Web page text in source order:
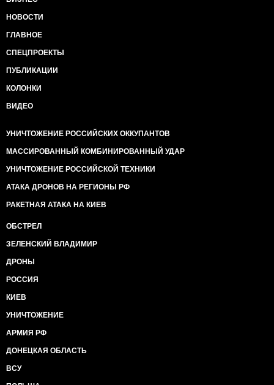
НОВОСТИ
ГЛАВНОЕ
СПЕЦПРОЕКТЫ
ПУБЛИКАЦИИ
КОЛОНКИ
ВИДЕО
УНИЧТОЖЕНИЕ РОССИЙСКИХ ОККУПАНТОВ
МАССИРОВАННЫЙ КОМБИНИРОВАННЫЙ УДАР
УНИЧТОЖЕНИЕ РОССИЙСКОЙ ТЕХНИКИ
АТАКА ДРОНОВ НА РЕГИОНЫ РФ
РАКЕТНАЯ АТАКА НА КИЕВ
ОБСТРЕЛ
ЗЕЛЕНСКИЙ ВЛАДИМИР
ДРОНЫ
РОССИЯ
КИЕВ
УНИЧТОЖЕНИЕ
АРМИЯ РФ
ДОНЕЦКАЯ ОБЛАСТЬ
ВСУ